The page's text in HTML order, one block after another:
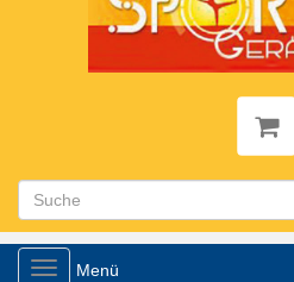
ToggleMenü